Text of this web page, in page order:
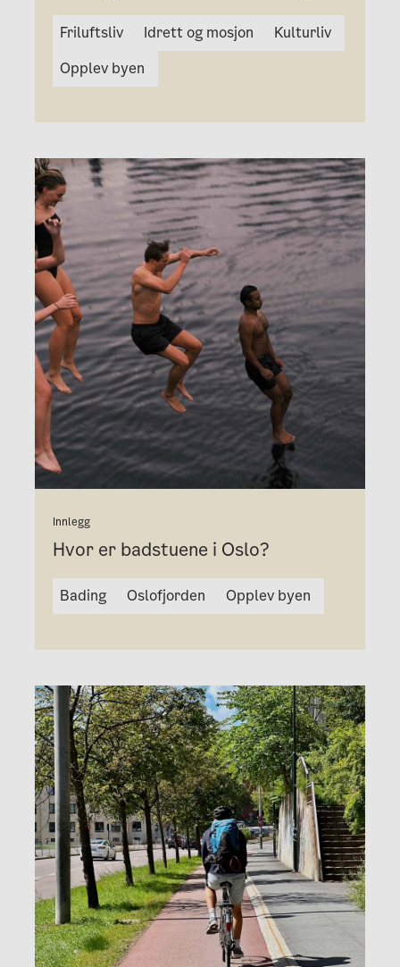
Friluftsliv Idrett og mosjon
Kulturliv
Opplev byen
Innlegg
Hvor er badstuene i Oslo?
Bading Oslofjorden Opplev byen